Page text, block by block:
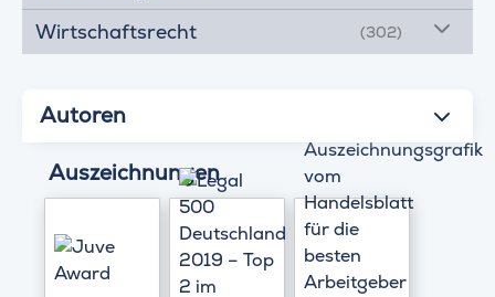
Wirtschaftsrecht (302)
Autoren
Auszeichnungen